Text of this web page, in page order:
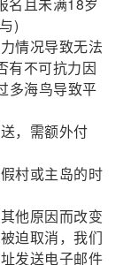
名且未满18岁
)
情况导致无法
有不可抗力因
多海鸟导致平
，需额外付
村或主岛的时
他原因而改变
迫取消，我们
发送电子邮件